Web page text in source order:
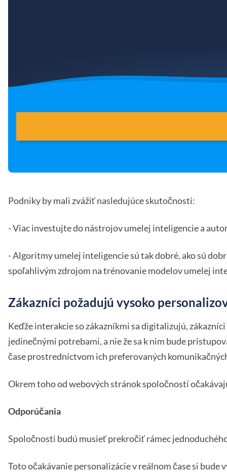
Podniky by mali zvážiť nasledujúce skutočnosti:
- Viac investujte do nástrojov umelej inteligencie a
- Algoritmy umelej inteligencie sú tak dobré, ako sú
spoľahlivým zdrojom na trénovanie modelov umelej
Zákazníci požadujú vysoko
Keďže interakcie so zákazníkmi sa digitalizujú,
jedinečnými potrebami, a nie že sa k nim bude
čase prostredníctvom ich preferovaných
Okrem toho od webových stránok spoločností
Odporúčania
Spoločnosti budú musieť prekročiť rámec
Toto očakávanie personalizácie v reálnom čase si bude